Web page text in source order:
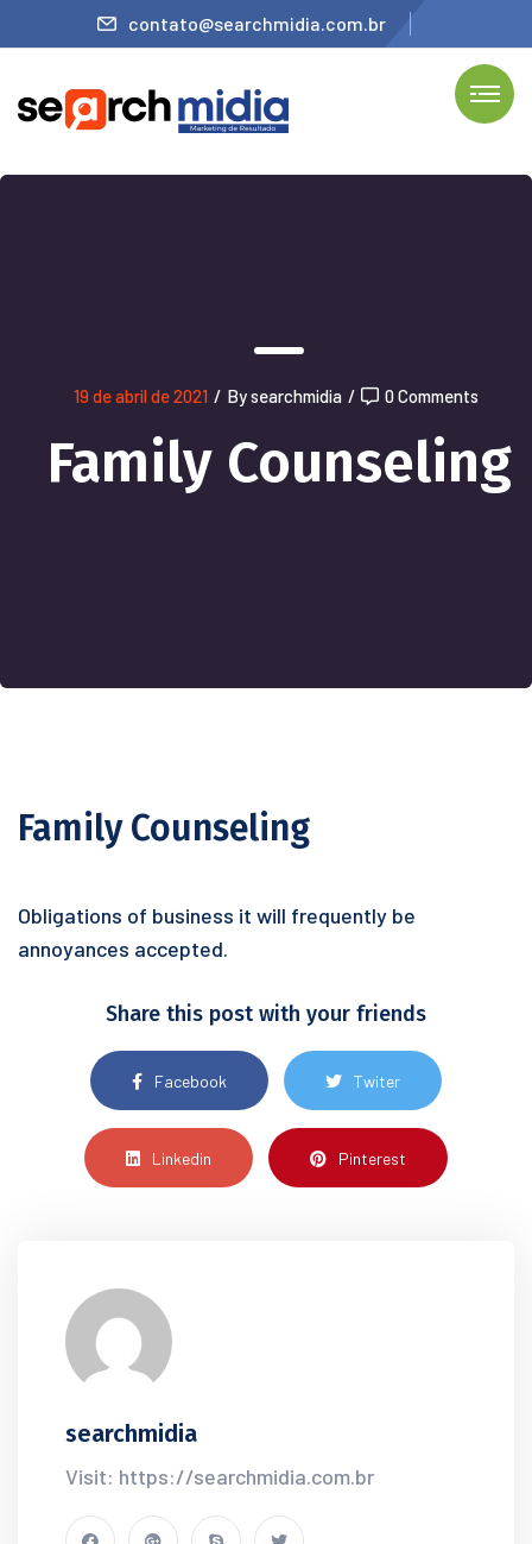
contato@searchmidia.com.br
19 de abril de 2021 / By searchmidia / 0 Comments
Family Counseling
Family Counseling
Obligations of business it will frequently be
annoyances accepted.
Share this post with your friends
Facebook Twiter
Linkedin Pinterest
searchmidia
Visit: https://searchmidia.com.br